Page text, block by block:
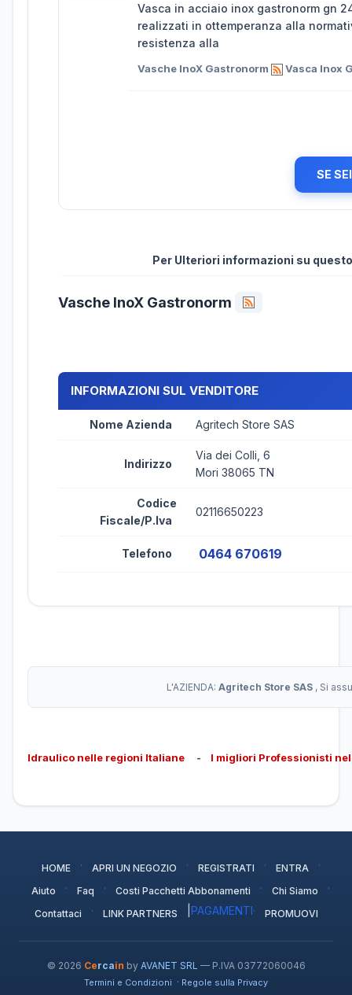
Vasca in acciaio inox gastronorm gn
realizzati in ottemperanza alla
resistenza alla
Vasche InoX Gastronorm Vasca Inox
SE
Per Ulteriori informazioni su
Vasche InoX Gastronorm
INFORMAZIONI SUL VENDITORE
Nome Azienda Agritech Store SAS
Indirizzo
Via dei Colli, 6
Mori 38065 TN
Codice
Fiscale/P.Iva
02116650223
Telefono 0464 670619
L'AZIENDA: Agritech Store SAS , Si
Idraulico nelle regioni Italiane - I migliori Professionisti
HOME · APRI UN NEGOZIO · REGISTRATI · ENTRA ·
Aiuto · Faq · Costi Pacchetti Abbonamenti · Chi Siamo ·
Contattaci · LINK PARTNERS PAGAMENTI· PROMUOVI
© 2026 Cercain by AVANET SRL — P.IVA 03772060046
Termini e Condizioni · Regole sulla Privacy